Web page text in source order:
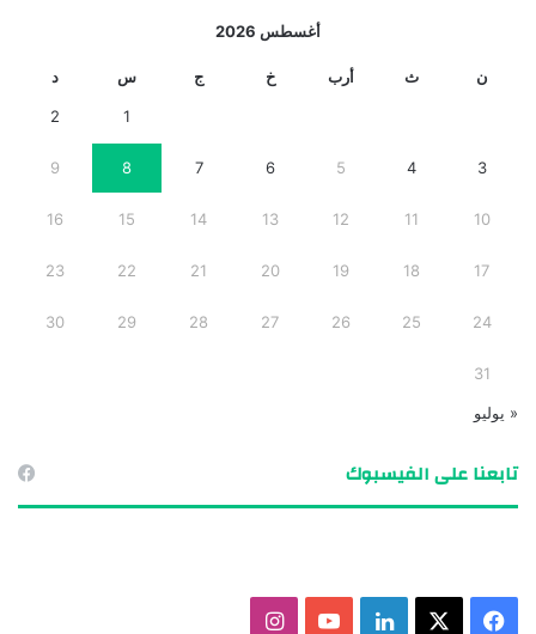
أغسطس 2026
ن ث أرب خ ج س د
1
2
3
4
5
6
7
8
9
10
11
12
13
14
15
16
17
18
19
20
21
22
23
24
25
26
27
28
29
30
31
« يوليو
تابعنا على الفيسبوك